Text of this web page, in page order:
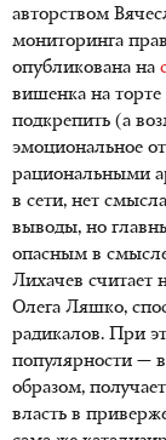
авторством
мониторинга
опубликована на
вишенка на
подкрепить (а
эмоциональное
рациональными
в сети, нет
выводы, но
опасным в
Лихачев считает
Олега Ляшко,
радикалов. При
популярности —
образом,
власть в